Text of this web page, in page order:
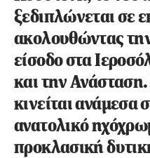
ξεδιπλώνεται σε
ακολουθώντας
είσοδο στα
και την
κινείται ανάμεσα
ανατολικό
προκλασική